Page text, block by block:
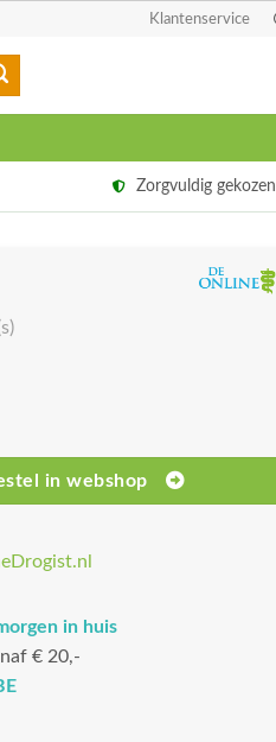
Klantenservice
Zorgvuldig gekozen
in webshop
in huis
€ 20,-